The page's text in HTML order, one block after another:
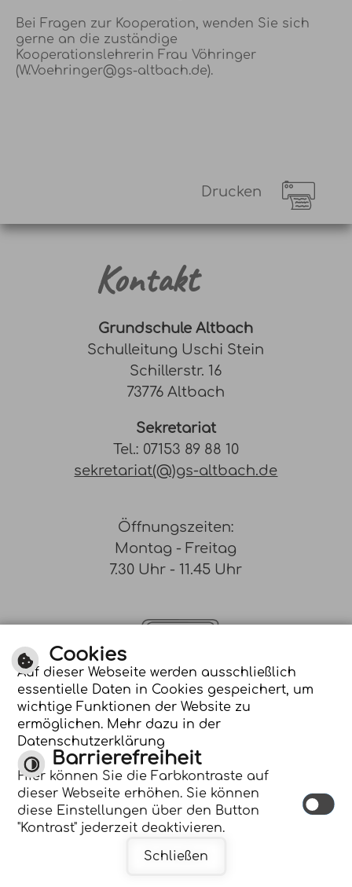
Bei Fragen zur Kooperation, wenden Sie sich
gerne an die zuständige
Kooperationslehrerin Frau Vöhringer
(W.Voehringer@gs-altbach.de).
Drucken
Kontakt
Grundschule Altbach
Schulleitung Uschi Stein
Schillerstr. 16
73776 Altbach
Sekretariat
Tel.: 07153 89 88 10
sekretariat(@)gs-altbach.de
Öffnungszeiten:
Montag - Freitag
7.30 Uhr - 11.45 Uhr
Optimiert für
mobile Endgeräte
Inhalt | Impressum | Datenschutzerklärung
Zum Seitenanfang
Cookies
Auf dieser Webseite werden ausschließlich
essentielle Daten in Cookies gespeichert, um
wichtige Funktionen der Website zu
ermöglichen. Mehr dazu in der
Datenschutzerklärung
Barrierefreiheit
Hier können Sie die Farbkontraste auf
dieser Webseite erhöhen. Sie können
diese Einstellungen über den Button
"Kontrast" jederzeit deaktivieren.
Schließen